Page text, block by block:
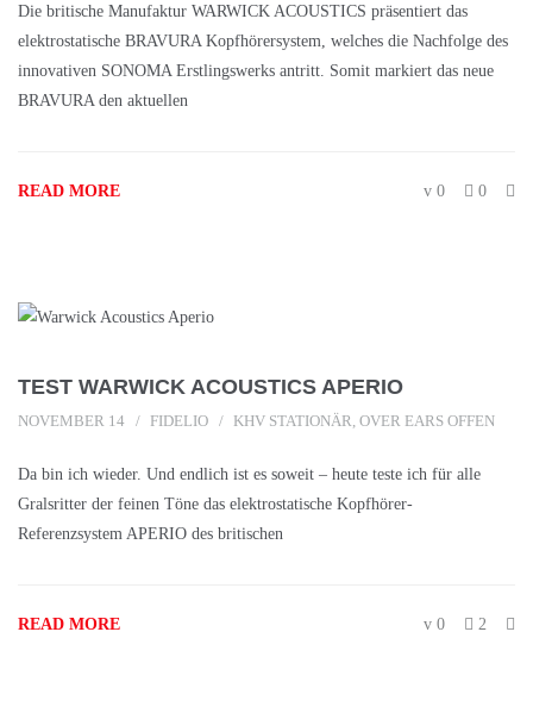
Die britische Manufaktur WARWICK ACOUSTICS präsentiert das
elektrostatische BRAVURA Kopfhörersystem, welches die Nachfolge des
innovativen SONOMA Erstlingswerks antritt. Somit markiert das neue
BRAVURA den aktuellen
READ MORE 0 0
TEST WARWICK ACOUSTICS APERIO
NOVEMBER 14 FIDELIO KHV STATIONÄR OVER EARS OFFEN
Da bin ich wieder. Und endlich ist es soweit – heute teste ich für alle
Gralsritter der feinen Töne das elektrostatische Kopfhörer-
Referenzsystem APERIO des britischen
READ MORE 0 2